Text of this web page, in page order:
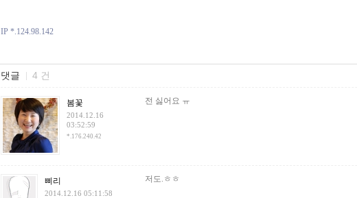
IP *.124.98.142
댓글 4 건
봄꽃
2014.12.16
03:52:59
*.176.240.42
전 싫어요 ㅠ
삐리
2014.12.16 05:11:58
저도.ㅎㅎ